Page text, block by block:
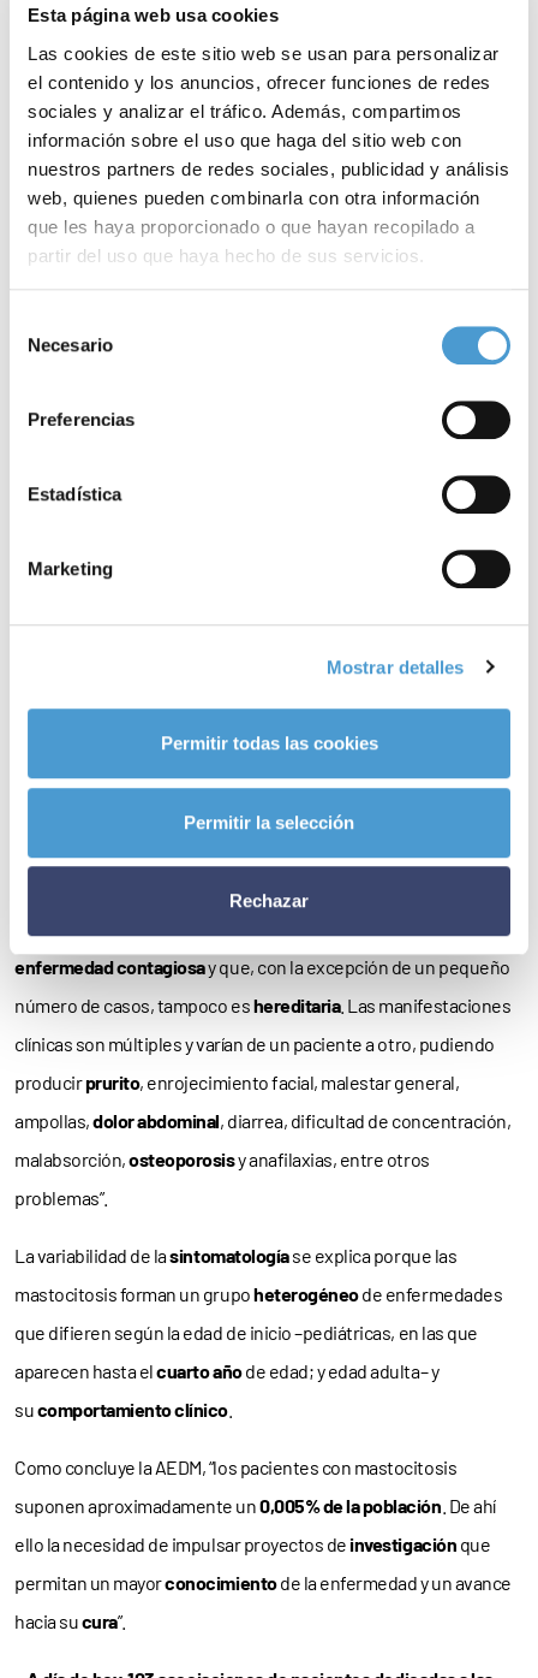
Esta página web usa cookies
Las cookies de este sitio web se usan para personalizar
el contenido y los anuncios, ofrecer funciones de redes
sociales y analizar el tráfico. Además, compartimos
información sobre el uso que haga del sitio web con
nuestros partners de redes sociales, publicidad y análisis
web, quienes pueden combinarla con otra información
que les haya proporcionado o que hayan recopilado a
partir del uso que haya hecho de sus servicios.
de cookies
Necesario
Preferencias
Estadística
Marketing
Mostrar detalles
Permitir todas las cookies
Permitir la selección
Rechazar
nuestros mastocitos y su
desgranulación, un logo que
conciencie sobre la necesidad
de unamayor investigación
para avanzar hacia mejores
tratamientos”. Un logo, asimismo, de color
, que
representa el color de las tinciones que utilizan los
púrpura en el que se representan las
urticarias y/o
con mastocitosis y enfermedades mastocitarias.
Paramás información (en inglés) sobre el Día Internacional, clica
Las mastocitosis son un grupo deenfermedades raras que, si
bien pueden afectar a distintos órganos –entre otros, los
huesos, el hígado, el bazo y tracto gastrointestinal–, se
caracteriza fundamentalmente por la presencia de
cutáneasde color rojo-violáceo.
Como explica la AEDM, “hay que señalar que
enfermedad contagiosay que, con la excepción de un pequeño
número de casos, tampoco eshereditaria. Las manifestaciones
clínicas son múltiples y varían de un paciente a otro, pudiendo
producirprurito, enrojecimiento facial, malestar general,
ampollas,dolor abdominal, diarrea, dificultad de concentración,
malabsorción,osteoporosisy anafilaxias, entre otros
problemas”.
La variabilidad de lasintomatologíase explica porque las
mastocitosis forman un grupoheterogéneode enfermedades
que difieren según la edad de inicio –pediátricas, en las que
aparecen hasta elcuarto añode edad; y edad adulta– y
sucomportamiento clínico
Como concluye la AEDM, “los pacientes con mastocitosis
suponen aproximadamente un0,005% de la población . De ahí
ello la necesidad de impulsar proyectos deinvestigación que
permitan un mayorconocimientode la enfermedad y un avance
hacia sucura”.